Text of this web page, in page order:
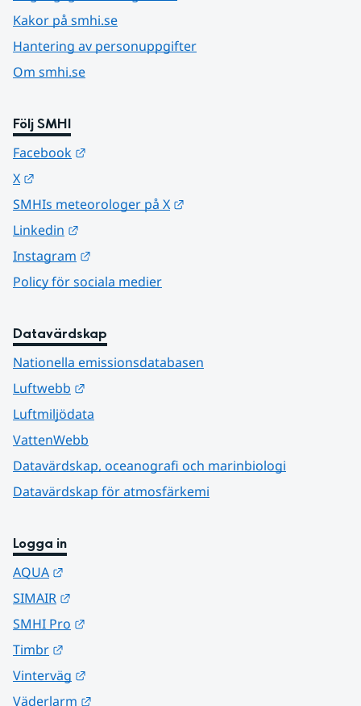
Kakor på smhi.se
Hantering av personuppgifter
Om smhi.se
Följ SMHI
Facebook
X
SMHIs meteorologer på X
Linkedin
Instagram
Policy för sociala medier
Datavärdskap
Nationella emissionsdatabasen
Luftwebb
Luftmiljödata
VattenWebb
Datavärdskap, oceanografi och marinbiologi
Datavärdskap för atmosfärkemi
Logga in
AQUA
SIMAIR
SMHI Pro
Timbr
Vinterväg
Väderlarm